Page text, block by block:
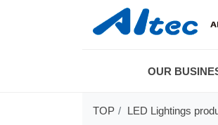
OUR
TOP LED Lightings